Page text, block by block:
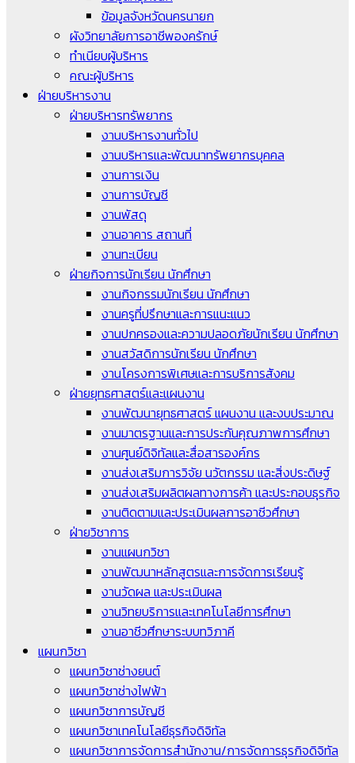
ข้อมูลจังหวัดนครนายก
ผังวิทยาลัยการอาชีพองครักษ์
ทำเนียบผู้บริหาร
คณะผู้บริหาร
ฝ่ายบริหารงาน
ฝ่ายบริหารทรัพยากร
งานบริหารงานทั่วไป
งานบริหารและพัฒนาทรัพยากรบุคคล
งานการเงิน
งานการบัญชี
งานพัสดุ
งานอาคาร สถานที่
งานทะเบียน
ฝ่ายกิจการนักเรียน นักศึกษา
งานกิจกรรมนักเรียน นักศึกษา
งานครูที่ปรึกษาและการแนะแนว
งานปกครองและความปลอดภัยนักเรียน นักศึกษา
งานสวัสดิการนักเรียน นักศึกษา
งานโครงการพิเศษและการบริการสังคม
ฝ่ายยุทธศาสตร์และแผนงาน
งานพัฒนายุทธศาสตร์ แผนงาน และงบประมาณ
งานมาตรฐานและการประกันคุณภาพการศึกษา
งานศูนย์ดิจิทัลและสื่อสารองค์กร
งานส่งเสริมการวิจัย นวัตกรรม และสิ่งประดิษฐ์
งานส่งเสริมผลิตผลทางการค้า และประกอบธุรกิจ
งานติดตามและประเมินผลการอาชีวศึกษา
ฝ่ายวิชาการ
งานแผนกวิชา
งานพัฒนาหลักสูตรและการจัดการเรียนรู้
งานวัดผล และประเมินผล
งานวิทยบริการและเทคโนโลยีการศึกษา
งานอาชีวศึกษาระบบทวิภาคี
แผนกวิชา
แผนกวิชาช่างยนต์
แผนกวิชาช่างไฟฟ้า
แผนกวิชาการบัญชี
แผนกวิชาเทคโนโลยีธุรกิจดิจิทัล
แผนกวิชาการจัดการสำนักงาน/การจัดการธุรกิจดิจิทัล